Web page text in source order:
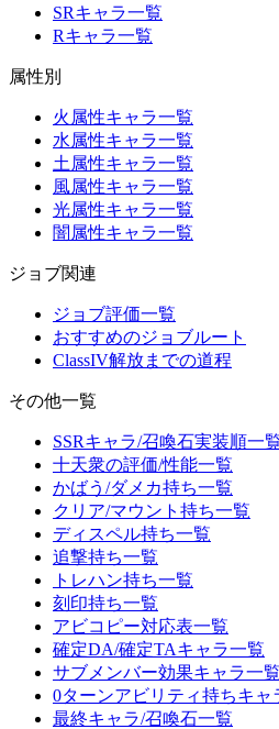
SRキャラ一覧
Rキャラ一覧
属性別
火属性キャラ一覧
水属性キャラ一覧
土属性キャラ一覧
風属性キャラ一覧
光属性キャラ一覧
闇属性キャラ一覧
ジョブ関連
ジョブ評価一覧
おすすめのジョブルート
ClassIV解放までの道程
その他一覧
SSRキャラ/召喚石実装順一
十天衆の評価/性能一覧
かばう/ダメカ持ち一覧
クリア/マウント持ち一覧
ディスペル持ち一覧
追撃持ち一覧
トレハン持ち一覧
刻印持ち一覧
アビコピー対応表一覧
確定DA/確定TAキャラ一覧
サブメンバー効果キャラ一覧
0ターンアビリティ持ちキャ
最終キャラ/召喚石一覧